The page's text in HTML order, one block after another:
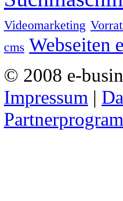
Videomarketing
cms Webseiten
© 2008 e-
Impressum |